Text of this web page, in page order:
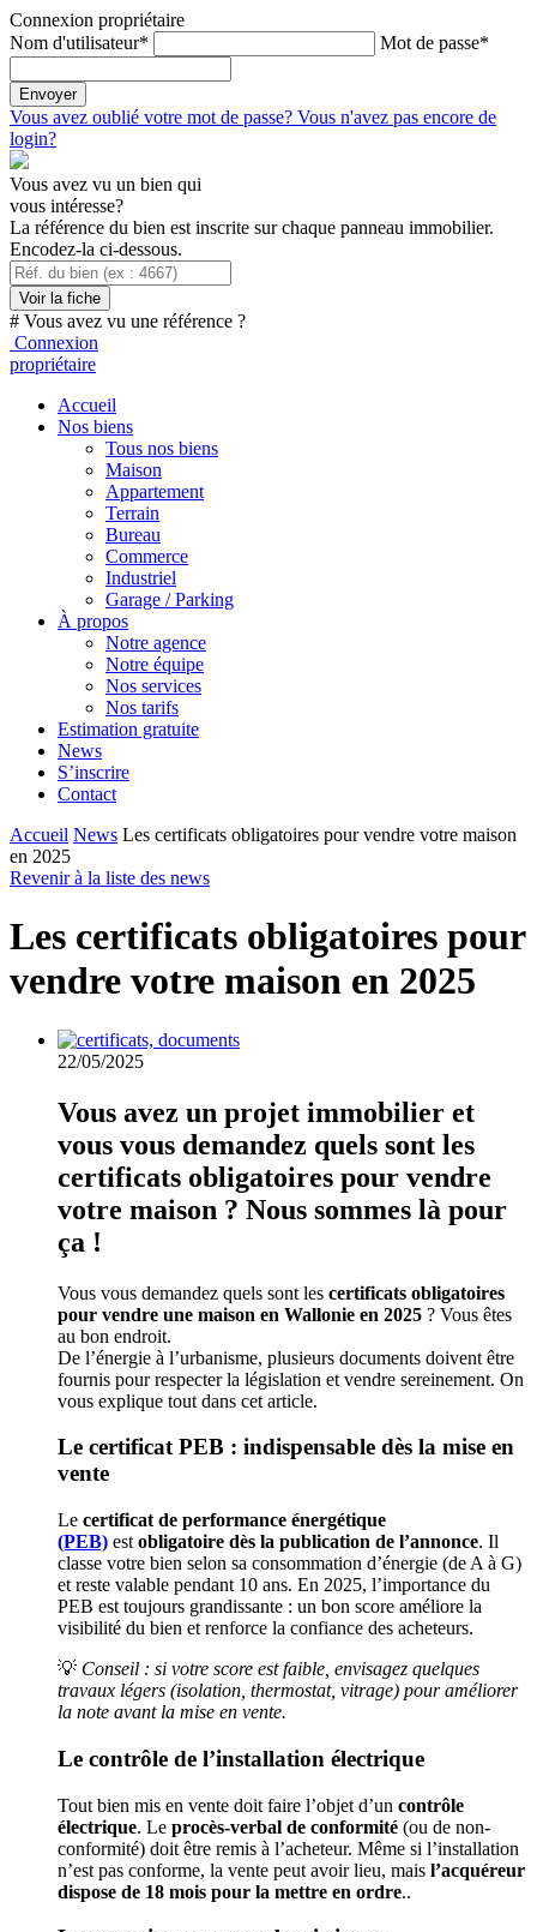
Connexion propriétaire
Nom d'utilisateur*
Mot de passe*
Vous avez oublié votre mot de passe? Vous n'avez pas encore de
login?
Vous avez vu un bien qui
vous intéresse?
La référence du bien est inscrite sur chaque panneau immobilier.
Encodez-la ci-dessous.
Voir la fiche
# Vous avez vu une référence ?
Connexion
propriétaire
Accueil
Nos biens
Tous nos biens
Maison
Appartement
Terrain
Bureau
Commerce
Industriel
Garage / Parking
À propos
Notre agence
Notre équipe
Nos services
Nos tarifs
Estimation gratuite
News
S’inscrire
Contact
Accueil News Les certificats obligatoires pour vendre votre maison
en 2025
Revenir à la liste des news
Les certificats obligatoires pour
vendre votre maison en 2025
22/05/2025
Vous avez un projet immobilier et
vous vous demandez quels sont les
certificats obligatoires pour vendre
votre maison ? Nous sommes là pour
ça !
Vous vous demandez quels sont les certificats obligatoires
pour vendre une maison en Wallonie en 2025 ? Vous êtes
au bon endroit.
De l’énergie à l’urbanisme, plusieurs documents doivent être
fournis pour respecter la législation et vendre sereinement. On
vous explique tout dans cet article.
Le certificat PEB : indispensable dès la mise en
vente
Le certificat de performance énergétique
(PEB) est obligatoire dès la publication de l’annonce. Il
classe votre bien selon sa consommation d’énergie (de A à G)
et reste valable pendant 10 ans. En 2025, l’importance du
PEB est toujours grandissante : un bon score améliore la
visibilité du bien et renforce la confiance des acheteurs.
💡 Conseil : si votre score est faible, envisagez quelques
travaux légers (isolation, thermostat, vitrage) pour améliorer
la note avant la mise en vente.
Le contrôle de l’installation électrique
Tout bien mis en vente doit faire l’objet d’un contrôle
électrique. Le procès-verbal de conformité (ou de non-
conformité) doit être remis à l’acheteur. Même si l’installation
n’est pas conforme, la vente peut avoir lieu, mais l’acquéreur
dispose de 18 mois pour la mettre en ordre..